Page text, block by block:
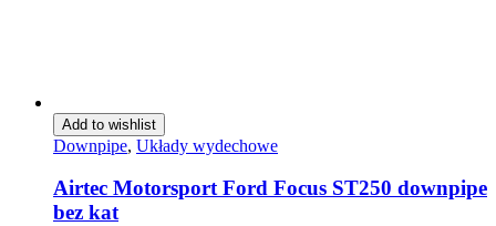
Add to wishlist
Downpipe, Układy wydechowe
Airtec Motorsport Ford Focus ST250 downpipe
bez kat